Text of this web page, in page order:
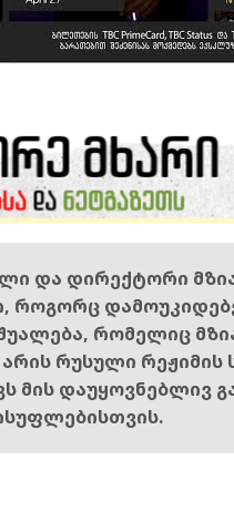
და დირექტორი
როგორც
რომელიც
რუსული რეჟიმის
მის დაუყოვნებლივ